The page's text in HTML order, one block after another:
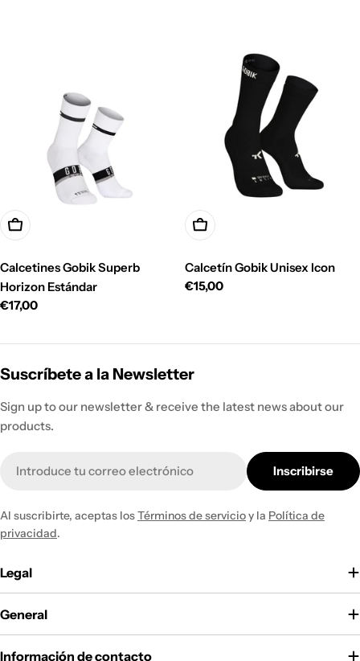
Opciones
Calcetines Gobik Superb
Horizon Estándar
Precio
€17,00
Opciones
Calcetín Gobik Unisex Icon
Precio
€15,00
Suscríbete a la Newsletter
Sign up to our newsletter & receive the latest news about our
products.
electrónico
Inscribirse
Al suscribirte, aceptas losTérminos de servicioy la Política de
privacidad.
Legal
General
Información de contacto